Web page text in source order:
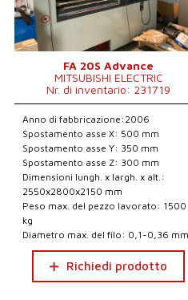
FA 20S Advance
MITSUBISHI ELECTRIC
Nr. di inventario: 231719
Anno di fabbricazione:2006
Spostamento asse X: 500 mm
Spostamento asse Y: 350 mm
Spostamento asse Z: 300 mm
Dimensioni lungh. x largh. x alt.:
2550x2800x2150 mm
Peso max. del pezzo lavorato: 1500
kg
Diametro max. del filo: 0,1-0,36 mm
Richiedi prodotto